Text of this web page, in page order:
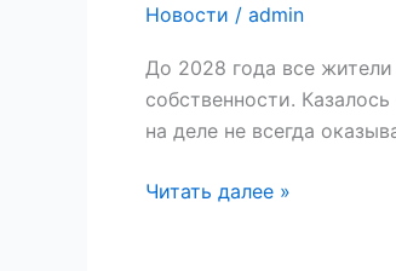
Новости / admin
До 2028 года все
собственности.
на деле не всегда
особенности
регистрации
недвижимости
Читать далее »